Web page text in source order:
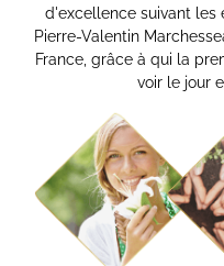
d'excellence suivant les
Pierre-Valentin
France, grâce à qui la
voir le jour